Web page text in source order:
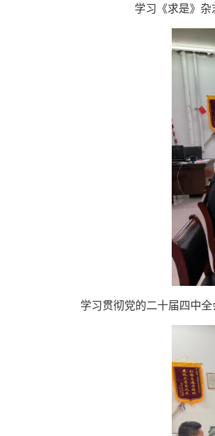
学习《求是》
学习贯彻党的二十届四中